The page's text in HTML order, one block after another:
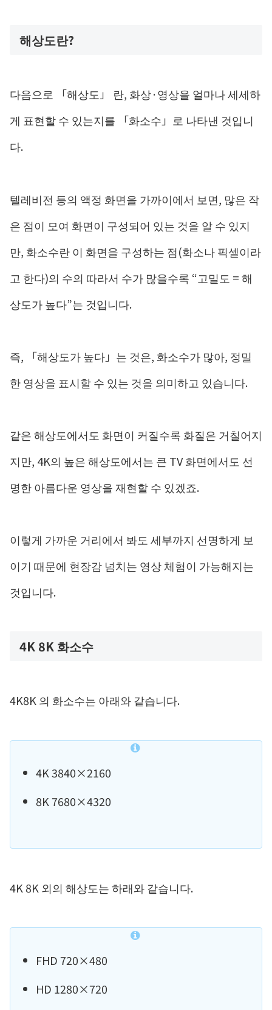
해상도란?
다음으로 「해상도」 란, 화상·영상을 얼마나 세세하
게 표현할 수 있는지를 「화소수」로 나타낸 것입니
다.
텔레비전 등의 액정 화면을 가까이에서 보면, 많은 작
은 점이 모여 화면이 구성되어 있는 것을 알 수 있지
만, 화소수란 이 화면을 구성하는 점(화소나 픽셀이라
고 한다)의 수의 따라서 수가 많을수록 “고밀도 = 해
상도가 높다”는 것입니다.
즉, 「해상도가 높다」는 것은, 화소수가 많아, 정밀
한 영상을 표시할 수 있는 것을 의미하고 있습니다.
같은 해상도에서도 화면이 커질수록 화질은 거칠어지
지만, 4K의 높은 해상도에서는 큰 TV 화면에서도 선
명한 아름다운 영상을 재현할 수 있겠죠.
이렇게 가까운 거리에서 봐도 세부까지 선명하게 보
이기 때문에 현장감 넘치는 영상 체험이 가능해지는
것입니다.
4K 8K 화소수
4K8K 의 화소수는 아래와 같습니다.
4K 3840×2160
8K 7680×4320
4K 8K 외의 해상도는 하래와 같습니다.
FHD 720×480
HD 1280×720